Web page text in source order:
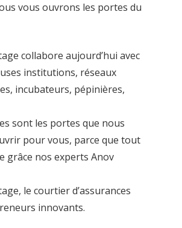
vous ouvrons les portes du
collabore aujourd’hui avec
institutions, réseaux
incubateurs, pépinières,
sont les portes que nous
pour vous, parce que tout
grâce nos experts Anov
le courtier d’assurances
innovants.